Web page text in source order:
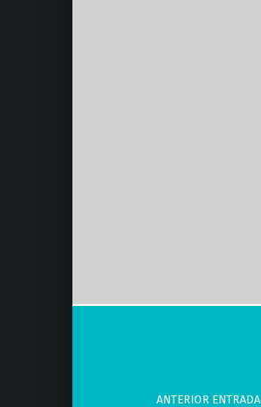
Navegación de entradas
ANTERIOR ENTRADA